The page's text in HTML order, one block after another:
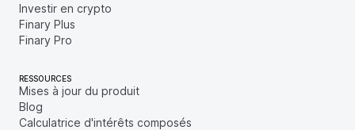
Investir en crypto
Finary Plus
Finary Pro
RESSOURCES
Mises à jour du produit
Blog
Calculatrice d'intérêts composés